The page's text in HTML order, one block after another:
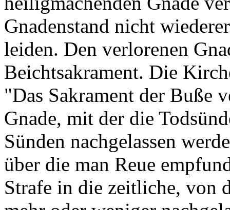
Gnadenstand nicht
leiden. Den verlorenen
Beichtsakrament. Die
"Das Sakrament der Buße
Gnade, mit der die
Sünden nachgelassen
über die man Reue
Strafe in die zeitliche, von